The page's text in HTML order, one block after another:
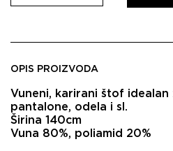
OPIS PROIZVODA
Vuneni, karirani štof idealan
pantalone, odela i sl.
Širina 140cm
Vuna 80%, poliamid 20%